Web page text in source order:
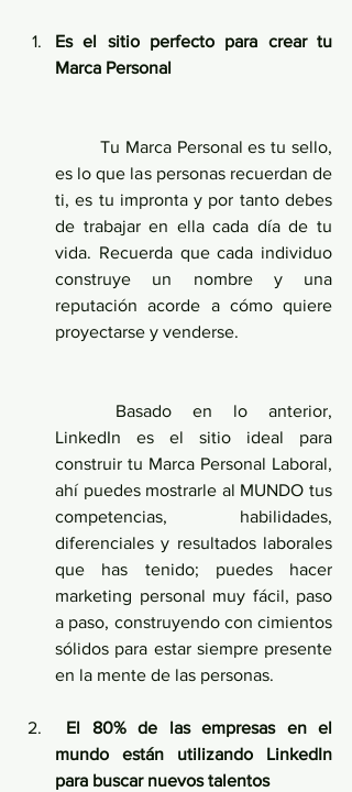
Es el sitio perfecto para crear tu
Marca Personal
es lo que las personas recuerdan de
ti, es tu impronta y por tanto debes
de trabajar en ella cada día de tu
vida. Recuerda que cada individuo
construye un nombre y una
reputación acorde a cómo quiere
proyectarse y venderse.
LinkedIn es el sitio ideal para
construir tu Marca Personal Laboral,
ahí puedes mostrarle al MUNDO tus
competencias, habilidades,
diferenciales y resultados laborales
que has tenido; puedes hacer
marketing personal muy fácil, paso
a paso, construyendo con cimientos
sólidos para estar siempre presente
en la mente de las personas.
mundo están utilizando LinkedIn
para buscar nuevos talentos